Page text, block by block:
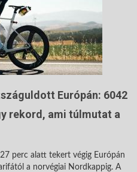
Európán: 6042
rekord, ami túlmutat a
perc alatt tekert végig Európán
a norvégiai Nordkappig. A